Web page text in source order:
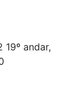
19º andar,